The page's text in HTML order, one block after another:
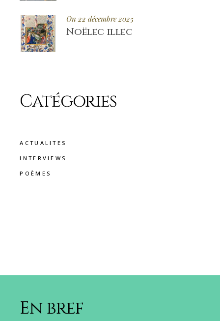
On 22 décembre 2025
Noëlec illec
Catégories
ACTUALITES
INTERVIEWS
POÈMES
En bref